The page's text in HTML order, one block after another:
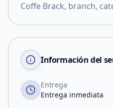
Coffe Brack, branch,
Información del
Entrega
Entrega inmediata